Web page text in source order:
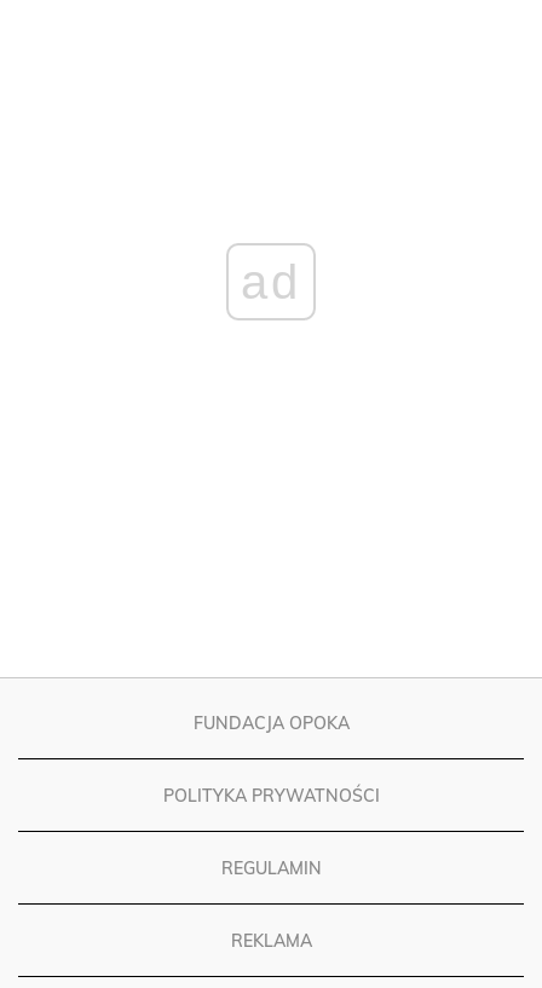
FUNDACJA OPOKA
POLITYKA PRYWATNOŚCI
REGULAMIN
REKLAMA